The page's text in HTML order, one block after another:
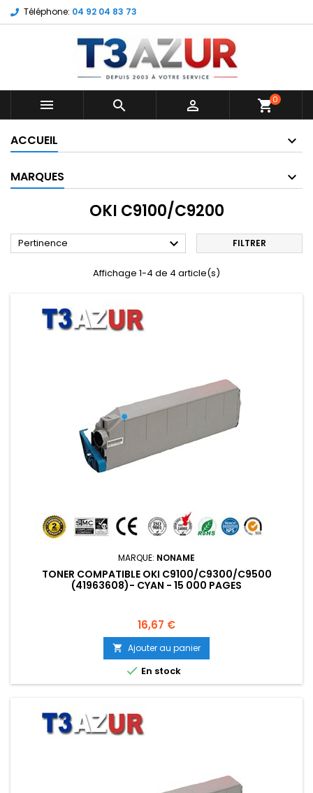
Téléphone: 04 92 04 83 73
   shopping_cart0
ACCUEIL
MARQUES
OKI C9100/C9200
Pertinence  FILTRER
Affichage 1-4 de 4 article(s)
MARQUE: NONAME
TONER COMPATIBLE OKI C9100/C9300/C9500
(41963608)- CYAN - 15 000 PAGES
Prix
16,67 €
 Ajouter au panier
 En stock